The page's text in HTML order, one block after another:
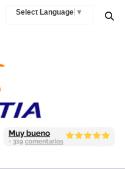
Select Language ▼